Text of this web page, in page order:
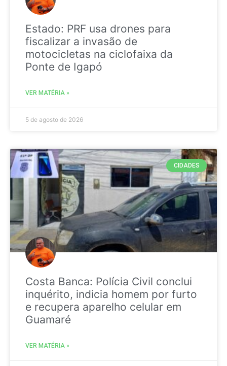
Estado: PRF usa drones para
fiscalizar a invasão de
motocicletas na ciclofaixa da
Ponte de Igapó
VER MATÉRIA »
5 de agosto de 2026
CIDADES
Costa Banca: Polícia Civil conclui
inquérito, indicia homem por furto
e recupera aparelho celular em
Guamaré
VER MATÉRIA »